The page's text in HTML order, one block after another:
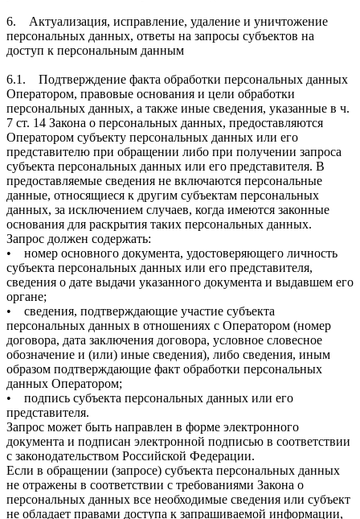
6. Актуализация, исправление, удаление и уничтожение
персональных данных, ответы на запросы субъектов на
доступ к персональным данным
6.1. Подтверждение факта обработки персональных данных
Оператором, правовые основания и цели обработки
персональных данных, а также иные сведения, указанные в ч.
7 ст. 14 Закона о персональных данных, предоставляются
Оператором субъекту персональных данных или его
представителю при обращении либо при получении запроса
субъекта персональных данных или его представителя. В
предоставляемые сведения не включаются персональные
данные, относящиеся к другим субъектам персональных
данных, за исключением случаев, когда имеются законные
основания для раскрытия таких персональных данных.
Запрос должен содержать:
• номер основного документа, удостоверяющего личность
субъекта персональных данных или его представителя,
сведения о дате выдачи указанного документа и выдавшем его
органе;
• сведения, подтверждающие участие субъекта
персональных данных в отношениях с Оператором (номер
договора, дата заключения договора, условное словесное
обозначение и (или) иные сведения), либо сведения, иным
образом подтверждающие факт обработки персональных
данных Оператором;
• подпись субъекта персональных данных или его
представителя.
Запрос может быть направлен в форме электронного
документа и подписан электронной подписью в соответствии
с законодательством Российской Федерации.
Если в обращении (запросе) субъекта персональных данных
не отражены в соответствии с требованиями Закона о
персональных данных все необходимые сведения или субъект
не обладает правами доступа к запрашиваемой информации,